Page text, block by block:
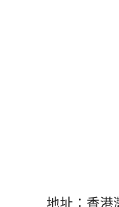
地址：香港